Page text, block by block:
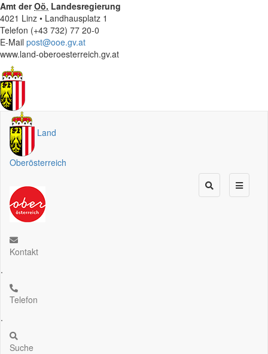
Amt derOö. Landesregierung
4021 Linz • Landhausplatz 1
Telefon (+43 732) 77 20-0
E-Mail post@ooe.gv.at
www.land-oberoesterreich.gv.at
Land
Oberösterreich
Kontakt
.
Telefon
.
Suche